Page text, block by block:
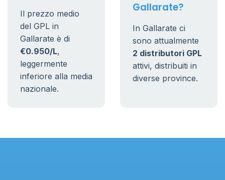
Il prezzo medio
del GPL in
Gallarate è di
€0.950/L,
leggermente
inferiore alla media
nazionale.
Gallarate?
In Gallarate ci
sono attualmente
2 distributori GPL
attivi, distribuiti in
diverse province.